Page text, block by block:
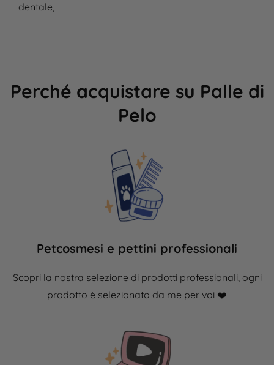
dentale,
Perché acquistare su Palle di
Pelo
Petcosmesi e pettini professionali
Scopri la nostra selezione di prodotti professionali, ogni
prodotto è selezionato da me per voi ❤️​